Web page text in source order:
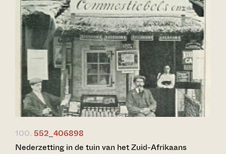
100. 552_406898
Nederzetting in de tuin van het Zuid-Afrikaans